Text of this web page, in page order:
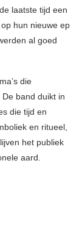
laatste tijd een
hun nieuwe ep
al goed
die
band duikt in
die tijd en
en ritueel,
het publiek
aard.